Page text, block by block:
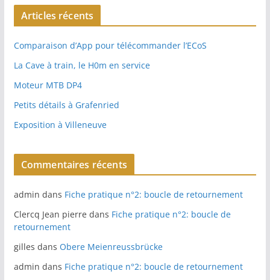
Articles récents
Comparaison d’App pour télécommander l’ECoS
La Cave à train, le H0m en service
Moteur MTB DP4
Petits détails à Grafenried
Exposition à Villeneuve
Commentaires récents
admin dans Fiche pratique n°2: boucle de retournement
Clercq Jean pierre dans Fiche pratique n°2: boucle de
retournement
gilles dans Obere Meienreussbrücke
admin dans Fiche pratique n°2: boucle de retournement